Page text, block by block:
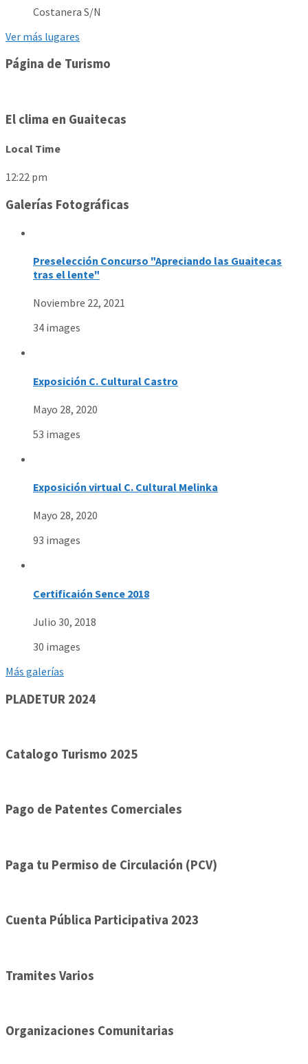
Costanera S/N
Ver más lugares
Página de Turismo
El clima en Guaitecas
Local Time
12:22 pm
Galerías Fotográficas
Preselección Concurso "Apreciando las Guaitecas
tras el lente"
Noviembre 22, 2021
34 images
Exposición C. Cultural Castro
Mayo 28, 2020
53 images
Exposición virtual C. Cultural Melinka
Mayo 28, 2020
93 images
Certificaión Sence 2018
Julio 30, 2018
30 images
Más galerías
PLADETUR 2024
Catalogo Turismo 2025
Pago de Patentes Comerciales
Paga tu Permiso de Circulación (PCV)
Cuenta Pública Participativa 2023
Tramites Varios
Organizaciones Comunitarias